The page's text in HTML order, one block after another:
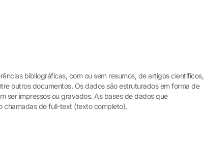
bibliográficas, com ou sem resumos, de artigos científicos,
outros documentos. Os dados são estruturados em forma de
ser impressos ou gravados. As bases de dados que
chamadas de full-text (texto completo).